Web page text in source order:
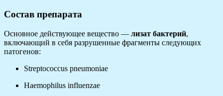
Состав препарата
Основное действующее вещество — лизат бактерий,
включающий в себя разрушенные фрагменты следующих
патогенов:
Streptococcus pneumoniae
Haemophilus influenzae